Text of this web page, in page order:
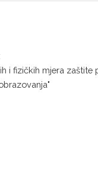
i fizičkih mjera zaštite